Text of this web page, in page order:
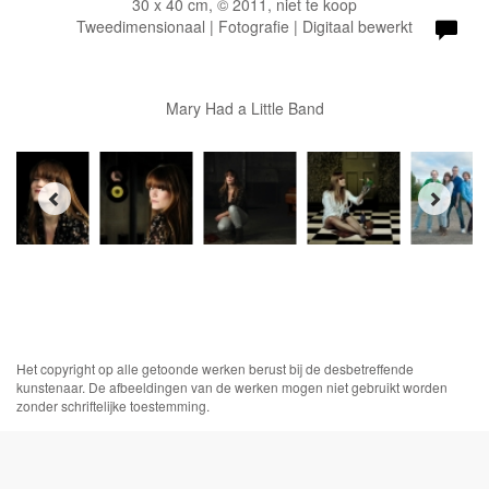
30 x 40 cm, © 2011, niet te koop
Tweedimensionaal | Fotografie | Digitaal bewerkt
Mary Had a Little Band
Het copyright op alle getoonde werken berust bij de desbetreffende
kunstenaar. De afbeeldingen van de werken mogen niet gebruikt worden
zonder schriftelijke toestemming.